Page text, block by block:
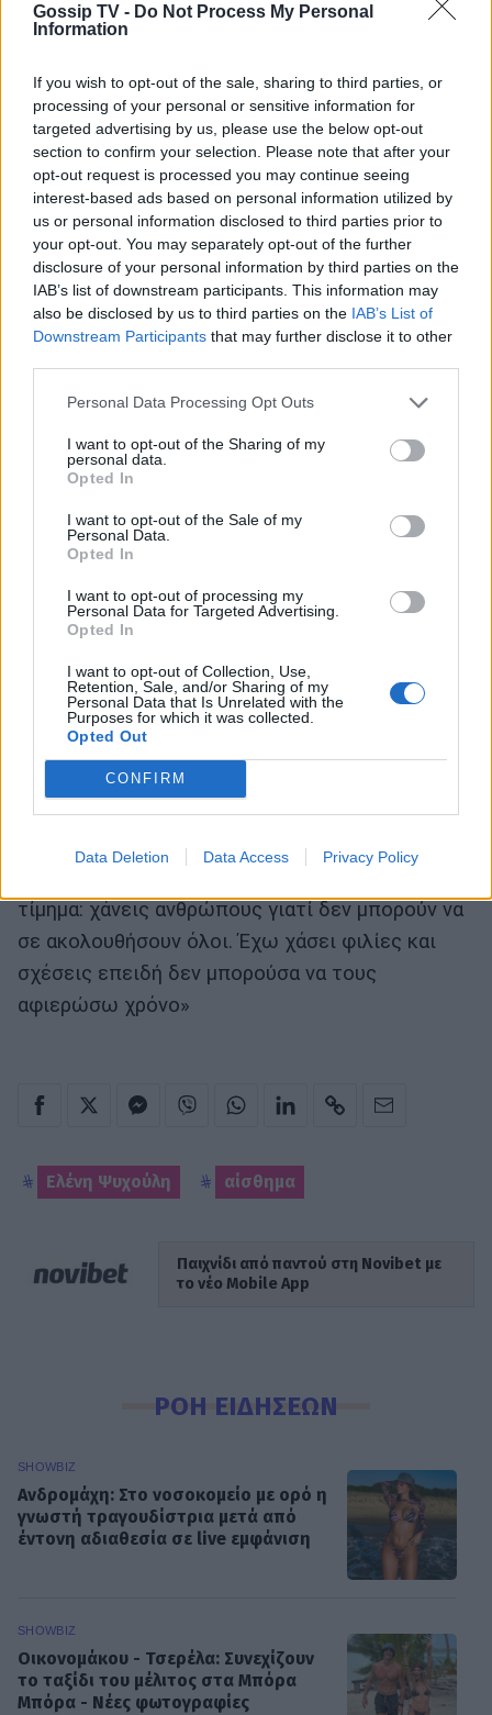
Gossip TV - Do Not Process My Personal
Information
If you wish to opt-out of the sale, sharing to third parties, or
processing of your personal or sensitive information for
targeted advertising by us, please use the below opt-out
section to confirm your selection. Please note that after your
opt-out request is processed you may continue seeing
interest-based ads based on personal information utilized by
us or personal information disclosed to third parties prior to
your opt-out. You may separately opt-out of the further
disclosure of your personal information by third parties on the
IAB’s list of downstream participants. This information may
also be disclosed by us to third parties on the IAB’s List of
Downstream Participants that may further disclose it to other
Personal Data Processing Opt Outs
I want to opt-out of the Sharing of my
personal data.
Opted In
I want to opt-out of the Sale of my
Personal Data.
Opted In
I want to opt-out of processing my
Personal Data for Targeted Advertising.
Opted In
I want to opt-out of Collection, Use,
Retention, Sale, and/or Sharing of my
Personal Data that Is Unrelated with the
Purposes for which it was collected.
Opted Out
CONFIRM
Data Deletion Data Access Privacy Policy
εστιατόριο «Βee», το «Πιρουνάκι» στον Βόλο,
πρώτο κείμενό μου τυπωμένο στο «Symbol».
Από την άλλη, η τηλεόραση δεν μου προκάλεσε
την ίδια συγκίνηση» τόνισε στο Πρώτο Θέμα.
- Πώς αποφάσισες να επιστρέψεις στην Ελλάδα;
«Περνούσα καλύτερα στην Ελλάδα. Είχαν
τελειώσει τα 80s, τα πάρτι στο Παρίσι και είχε
έρθει η πρώτη οικονομική κρίση. Η ζωή άρχισε
να γίνεται θλιβερή. Έτσι, μια μέρα επέστρεψα
στην Ελλάδα χωρίς καν να πάρω τα πράγματά
μου. ∆ούλεψα με νέους καλλιτέχνες, αλλά
σύντομα έκλεισε κι αυτός ο κύκλος. ∆εν μπορώ
να κάνω ένα επάγγελμα μέχρι να πεθάνω. Αν
κάποιος μου πει κάτι τέτοιο, θα πεθάνω τώρα.
πόρτα. Στον διάδρομο του σπιτιού μου έχω
πάντα μια βαλίτσα. ∆εν τη βολεύω γιατί είναι
ψυχολογικό. Αν μου κρύψεις τη βαλίτσα, θα
πάθω πανικό. Θέλω να τη βλέπω, τάχα μου ότι
οικονομική κρίση η βαλίτσα ήταν εκεί για τρία
χρόνια ενώ δεν μπορούσα να πάω πουθενά.»
- ∆εν σε φοβίζει το ρίσκο;
«Μόνο το ρίσκο αγαπώ. Επειδή έχω το αίσθημα
του πνιγμού και βαριέμαι πολύ εύκολα μου είναι
εύκολο να αλλάζω. Αλλά έχει δυσκολίες. Μέσα
τίμημα: χάνεις ανθρώπους γιατί δεν μπορούν να
σε ακολουθήσουν όλοι. Έχω χάσει φιλίες και
σχέσεις επειδή δεν μπορούσα να τους
αφιερώσω χρόνο»
Ελένη Ψυχούλη αίσθημα
Παιχνίδι από παντού στη Novibet με
το νέο Mobile App
ΡΟΗ ΕΙΔΗΣΕΩΝ
SHOWBIZ
Ανδρομάχη: Στο νοσοκομείο με ορό η
γνωστή τραγουδίστρια μετά από
έντονη αδιαθεσία σε live εμφάνιση
SHOWBIZ
Οικονομάκου - Τσερέλα: Συνεχίζουν
το ταξίδι του μέλιτος στα Μπόρα
Μπόρα - Νέες φωτογραφίες